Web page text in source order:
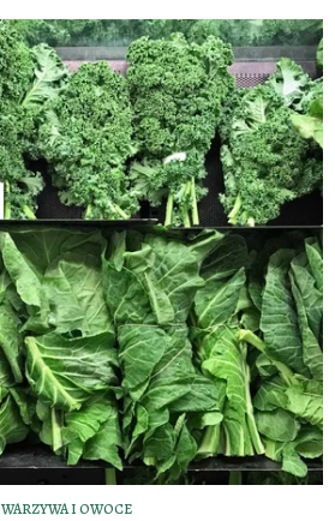
WARZYWA I OWOCE